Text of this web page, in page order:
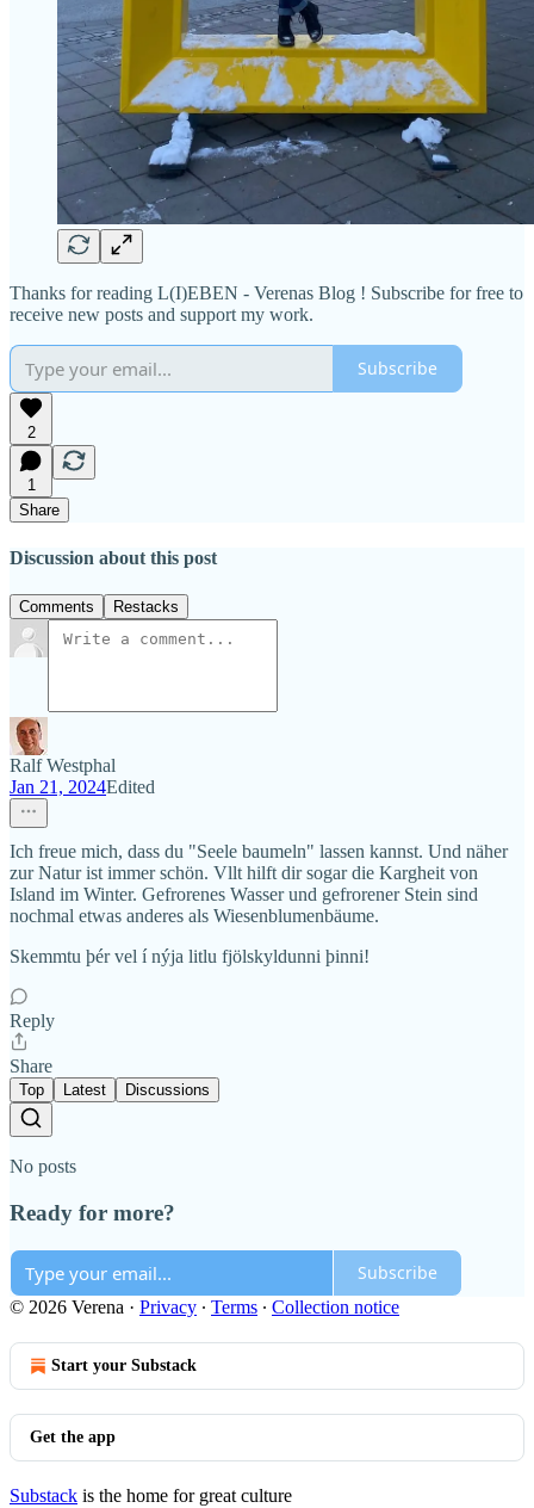
Thanks for reading L(I)EBEN - Verenas Blog ! Subscribe for free to
receive new posts and support my work.
Subscribe
2
1
Share
Discussion about this post
Comments Restacks
Ralf Westphal
Jan 21, 2024Edited
Ich freue mich, dass du "Seele baumeln" lassen kannst. Und näher
zur Natur ist immer schön. Vllt hilft dir sogar die Kargheit von
Island im Winter. Gefrorenes Wasser und gefrorener Stein sind
nochmal etwas anderes als Wiesenblumenbäume.
Skemmtu þér vel í nýja litlu fjölskyldunni þinni!
Reply
Share
Top Latest Discussions
No posts
Ready for more?
Subscribe
© 2026 Verena · Privacy ∙ Terms ∙ Collection notice
Start your Substack
Get the app
Substack is the home for great culture